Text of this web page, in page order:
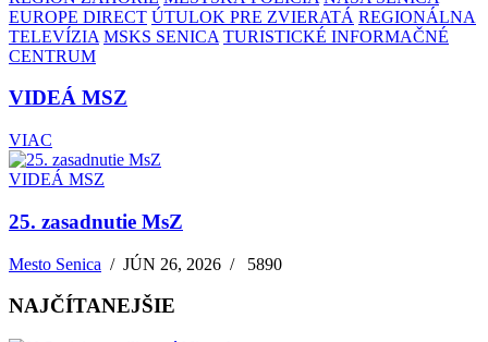
EUROPE DIRECT ÚTULOK PRE ZVIERATÁ REGIONÁLNA
TELEVÍZIA MSKS SENICA TURISTICKÉ INFORMAČNÉ
CENTRUM
VIDEÁ MSZ
VIAC
VIDEÁ MSZ
25. zasadnutie MsZ
Mesto Senica /JÚN 26, 2026 / 5890
NAJČÍTANEJŠIE